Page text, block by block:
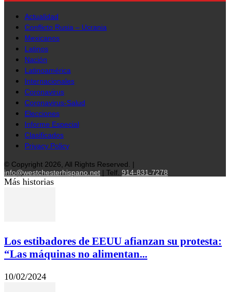
Actualidad
Conflicto Rusia – Ucrania
Mexicanos
Latinos
Nación
Latinoamérica
Internacionales
Coronavirus
Coronavirus-Salud
Elecciones
Informe Especial
Clasificados
Privacy Policy
© Copyright 2026, All Rights Reserved. |
info@westchesterhispano.net | Telf. 914-831-7278
Más historias
Los estibadores de EEUU afianzan su protesta:
“Las máquinas no alimentan...
10/02/2024